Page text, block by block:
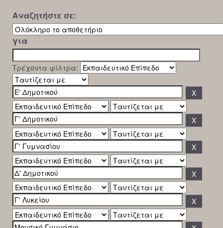
Αναζητήστε σε:
για
Τρέχοντα φίλτρα: